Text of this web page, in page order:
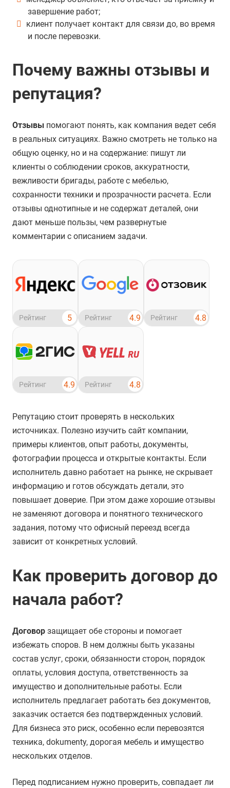
завершение работ;
клиент получает контакт для связи до, во время
и после перевозки.
Почему важны отзывы и
репутация?
Отзывы помогают понять, как компания ведет себя
в реальных ситуациях. Важно смотреть не только на
общую оценку, но и на содержание: пишут ли
клиенты о соблюдении сроков, аккуратности,
вежливости бригады, работе с мебелью,
сохранности техники и прозрачности расчета. Если
отзывы однотипные и не содержат деталей, они
дают меньше пользы, чем развернутые
комментарии с описанием задачи.
Рейтинг 5 Рейтинг 4.9 Рейтинг 4.8
Рейтинг 4.9 Рейтинг 4.8
Репутацию стоит проверять в нескольких
источниках. Полезно изучить сайт компании,
примеры клиентов, опыт работы, документы,
фотографии процесса и открытые контакты. Если
исполнитель давно работает на рынке, не скрывает
информацию и готов обсуждать детали, это
повышает доверие. При этом даже хорошие отзывы
не заменяют договора и понятного технического
задания, потому что офисный переезд всегда
зависит от конкретных условий.
Как проверить договор до
начала работ?
Договор защищает обе стороны и помогает
избежать споров. В нем должны быть указаны
состав услуг, сроки, обязанности сторон, порядок
оплаты, условия доступа, ответственность за
имущество и дополнительные работы. Если
исполнитель предлагает работать без документов,
заказчик остается без подтвержденных условий.
Для бизнеса это риск, особенно если перевозятся
техника, dokumenty, дорогая мебель и имущество
нескольких отделов.
Перед подписанием нужно проверить, совпадает ли